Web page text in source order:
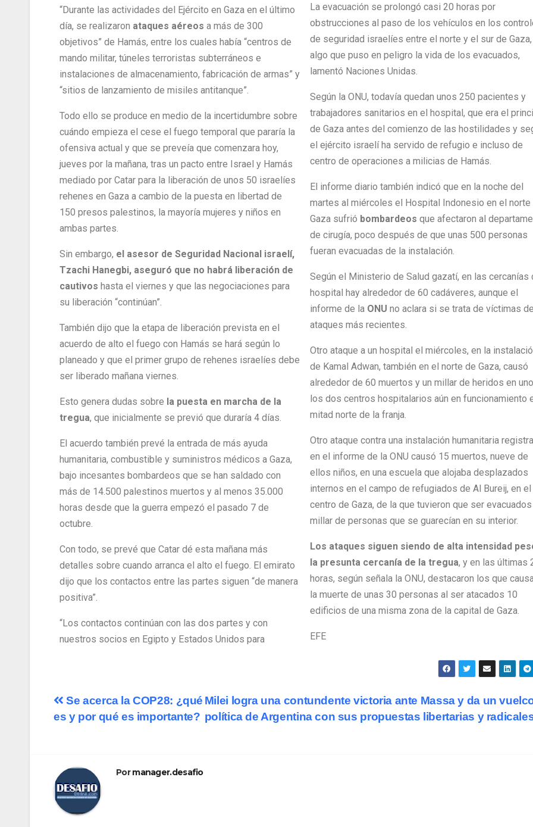
“Durante las actividades del Ejército en Gaza en el último
día, se realizaron ataques aéreos a más de 300
objetivos” de Hamás, entre los cuales había “centros de
mando militar, túneles terroristas subterráneos e
instalaciones de almacenamiento, fabricación de armas” y
“sitios de lanzamiento de misiles antitanque”.
Todo ello se produce en medio de la incertidumbre sobre
cuándo empieza el cese el fuego temporal que pararía la
ofensiva actual y que se preveía que comenzara hoy,
jueves por la mañana, tras un pacto entre Israel y Hamás
mediado por Catar para la liberación de unos 50 israelíes
rehenes en Gaza a cambio de la puesta en libertad de
150 presos palestinos, la mayoría mujeres y niños en
ambas partes.
Sin embargo, el asesor de Seguridad Nacional israelí,
Tzachi Hanegbi, aseguró que no habrá liberación de
cautivos hasta el viernes y que las negociaciones para
su liberación “continúan”.
También dijo que la etapa de liberación prevista en el
acuerdo de alto el fuego con Hamás se hará según lo
planeado y que el primer grupo de rehenes israelíes debe
ser liberado mañana viernes.
Esto genera dudas sobre la puesta en marcha de la
tregua, que inicialmente se previó que duraría 4 días.
El acuerdo también prevé la entrada de más ayuda
humanitaria, combustible y suministros médicos a Gaza,
bajo incesantes bombardeos que se han saldado con
más de 14.500 palestinos muertos y al menos 35.000
horas desde que la guerra empezó el pasado 7 de
octubre.
Con todo, se prevé que Catar dé esta mañana más
detalles sobre cuando arranca el alto el fuego. El emirato
dijo que los contactos entre las partes siguen “de manera
positiva”.
“Los contactos continúan con las dos partes y con
nuestros socios en Egipto y Estados Unidos para
La evacuación se prolongó casi 20 horas por
obstrucciones al paso de los vehículos en los
de seguridad israelíes entre el norte y el sur de Gaza,
algo que puso en peligro la vida de los evacuados,
lamentó Naciones Unidas.
Según la ONU, todavía quedan unos 250 pacientes y
trabajadores sanitarios en el hospital, que era el
de Gaza antes del comienzo de las hostilidades y
el ejército israelí ha servido de refugio e incluso de
centro de operaciones a milicias de Hamás.
El informe diario también indicó que en la noche del
martes al miércoles el Hospital Indonesio en el norte
Gaza sufrió bombardeos que afectaron al
de cirugía, poco después de que unas 500 personas
fueran evacuadas de la instalación.
Según el Ministerio de Salud gazatí, en las cercanías
hospital hay alrededor de 60 cadáveres, aunque el
informe de la ONU no aclara si se trata de víctimas
ataques más recientes.
Otro ataque a un hospital el miércoles, en la
de Kamal Adwan, también en el norte de Gaza, causó
alrededor de 60 muertos y un millar de heridos en
los dos centros hospitalarios aún en funcionamiento
mitad norte de la franja.
Otro ataque contra una instalación humanitaria
en el informe de la ONU causó 15 muertos, nueve de
ellos niños, en una escuela que alojaba desplazados
internos en el campo de refugiados de Al Bureij, en el
centro de Gaza, de la que tuvieron que ser
millar de personas que se guarecían en su interior.
Los ataques siguen siendo de alta intensidad
la presunta cercanía de la tregua, y en las últimas
horas, según señala la ONU, destacaron los que
la muerte de unas 30 personas al ser atacados 10
edificios de una misma zona de la capital de Gaza.
EFE
Milei logra una contundente victoria ante Massa y da un
política de Argentina con sus propuestas libertarias y
Se acerca la COP28: ¿qué
es y por qué es importante?
Pormanager.desafio